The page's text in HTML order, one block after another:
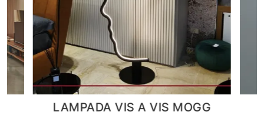
Cage a sospensione